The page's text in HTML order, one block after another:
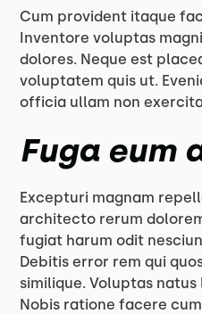
Cum provident itaque
Inventore voluptas
dolores. Neque est
voluptatem quis ut.
officia ullam non
Fuga eum
Excepturi magnam
architecto rerum
fugiat harum odit
Debitis error rem qui
similique. Voluptas
Nobis ratione facere